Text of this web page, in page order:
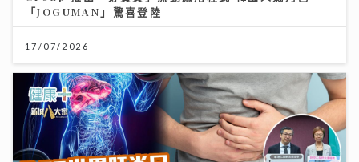
「JOGUMAN」驚喜登陸
17/07/2026